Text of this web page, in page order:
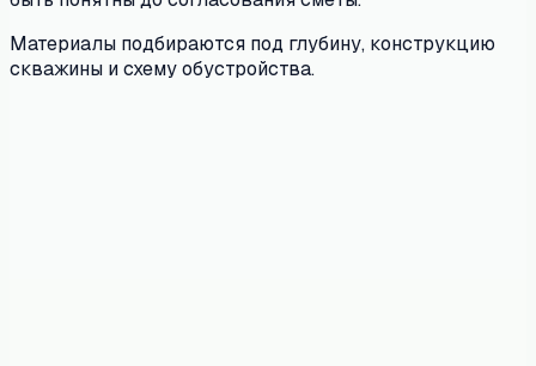
Материалы подбираются под глубину, конструкцию
скважины и схему обустройства.